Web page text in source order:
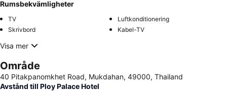
Rumsbekvämligheter
TV
Luftkonditionering
Skrivbord
Kabel-TV
Visa mer
Område
40 Pitakpanomkhet Road, Mukdahan, 49000, Thailand
Avstånd till Ploy Palace Hotel